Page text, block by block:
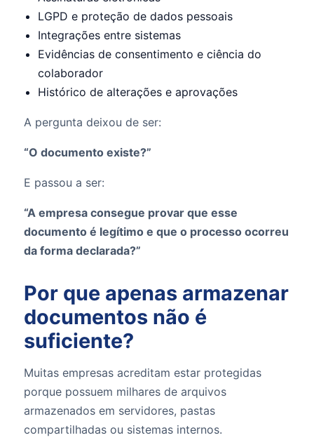
LGPD e proteção de dados pessoais
Integrações entre sistemas
Evidências de consentimento e ciência do
colaborador
Histórico de alterações e aprovações
A pergunta deixou de ser:
“O documento existe?”
E passou a ser:
“A empresa consegue provar que esse
documento é legítimo e que o processo ocorreu
da forma declarada?”
Por que apenas armazenar
documentos não é
suficiente?
Muitas empresas acreditam estar protegidas
porque possuem milhares de arquivos
armazenados em servidores, pastas
compartilhadas ou sistemas internos.